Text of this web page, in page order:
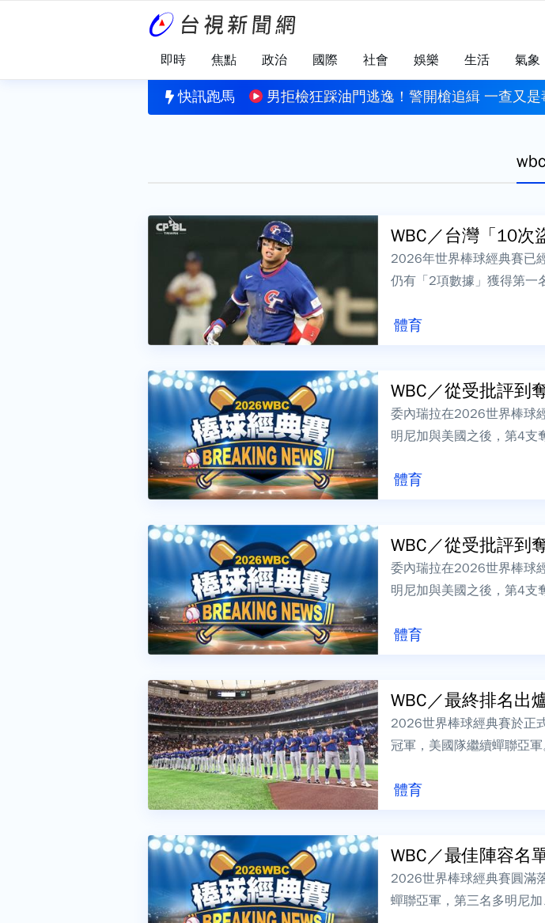
即時 焦點 政治 國際 社會 娛樂 生活 氣象
快訊跑馬
門害騎士摔飛倒地 吉安鄉長室副主任酒駕請辭獲准男拒檢狂踩油門逃逸！警開槍追緝 一查又是
wbc
體育
WBC／台灣「10次
2026年世界棒球經典賽已
仍有「2項數據」獲得第一
體育
WBC／從受批評到
委內瑞拉在2026世界棒球
明尼加與美國之後，第4支
體育
WBC／從受批評到
委內瑞拉在2026世界棒球
明尼加與美國之後，第4支
體育
WBC／最終排名出
2026世界棒球經典賽於正
冠軍，美國隊繼續蟬聯亞
WBC／最佳陣容名
2026世界棒球經典賽圓滿
蟬聯亞軍，第三名多明尼